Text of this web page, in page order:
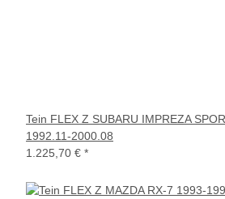
Tein FLEX Z SUBARU IMPREZA
1992.11-2000.08
1.225,70 € *